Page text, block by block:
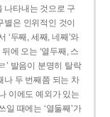
나타내는 것으로 구
은 인위적인 것이
‘두째, 세째, 네째’와
에 오는 ‘열두째, 스
’ 발음이 분명히 탈락
나 두 번째쯤 되는 차
이에도 예외가 있는
일 때에는 ‘열둘째’가